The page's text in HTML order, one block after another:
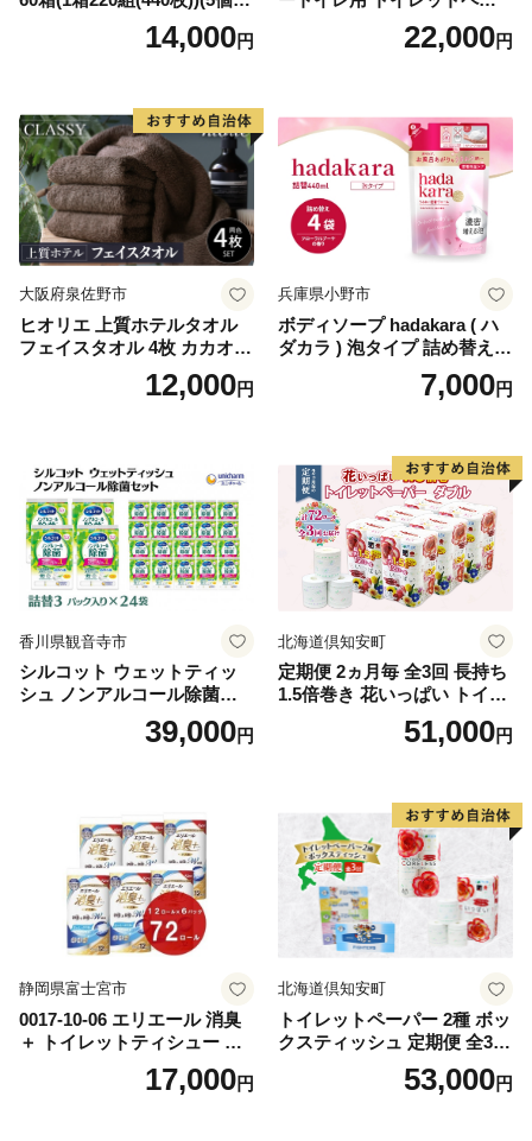
り×12セット)【1256759】
14,000円
パー（ダブル）64ロール(8ロ
ール×8パック) 開成町 トイレ
蓄 防災 エコ 消耗品 生活雑貨
生活用品 無香料 トイレット
ペーパー ダブル といれっと
ぺーぱー トイレ クレシア ト
イレットペーパー [BDBH002
-1]
22,000円
大阪府泉佐野市
ヒオリエ 上質ホテルタオル
フェイスタオル 4枚 カカオ
【タオル 泉州タオル 吸水 普
段使い 無地 シンプル 日用品
12,000円
兵庫県小野市
ボディソープ hadakara ( ハ
ダカラ ) 泡タイプ 詰め替え 4
40ml×4袋 ボディーソープ 泡
ボディソープ 泡 日用品 消耗
泡石鹸 石鹸 兵庫 兵庫県 小野
7,000円
香川県観音寺市
シルコット ウェットティッ
シュ ノンアルコール除菌詰
替（43枚×3P）×24袋 日用品
おもちゃ 拭き取り 手拭き 外
39,000円
北海道倶知安町
定期便 2ヵ月毎 全3回 長持ち
1.5倍巻き 花いっぱい トイレ
ットペーパー ダブル 45ｍ 計
72ロール 全18種 花柄 プリン
ー 消耗品 備蓄 送料無料 北海
道 倶知安町 日用品
51,000円
静岡県富士宮市
0017-10-06 エリエール 消臭
＋ トイレットティシュー し
っかり香るフレッシュクリア
の香り ダブル 12ロール×6パ
17,000円
北海道倶知安町
トイレットペーパー 2種 ボッ
クスティッシュ 定期便 全3
回 日本製 まとめ買い 防災
常備品 日用雑貨 消耗品 生活
53,000円